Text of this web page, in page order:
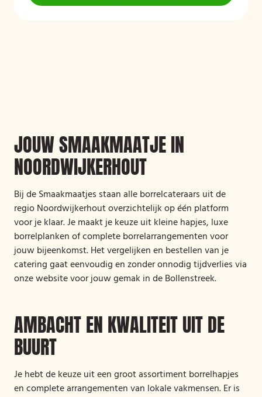
JOUW SMAAKMAATJE IN
NOORDWIJKERHOUT
Bij de Smaakmaatjes staan alle borrelcateraars uit de
regio Noordwijkerhout overzichtelijk op één platform
voor je klaar. Je maakt je keuze uit kleine hapjes, luxe
borrelplanken of complete borrelarrangementen voor
jouw bijeenkomst. Het vergelijken en bestellen van je
catering gaat eenvoudig en zonder onnodig tijdverlies via
onze website voor jouw gemak in de Bollenstreek.
AMBACHT EN KWALITEIT UIT DE
BUURT
Je hebt de keuze uit een groot assortiment borrelhapjes
en complete arrangementen van lokale vakmensen. Er is